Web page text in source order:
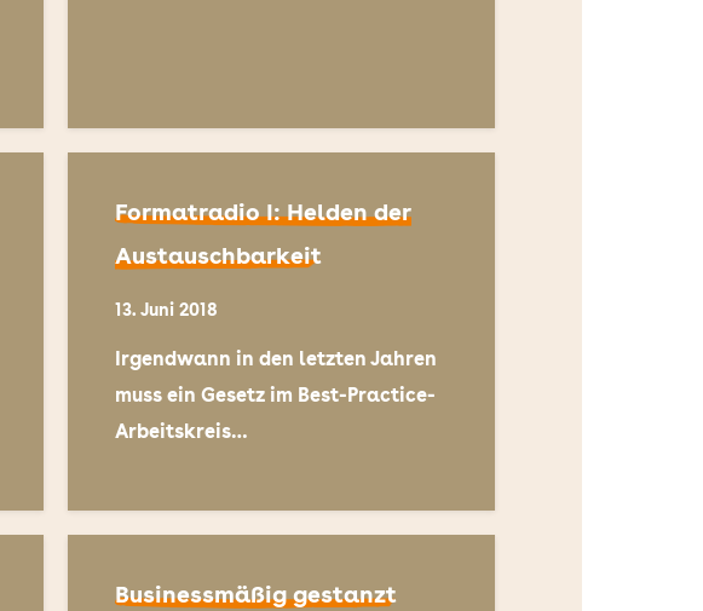
Formatradio I: Helden der
Austauschbarkeit
13. Juni 2018
Irgendwann in den letzten Jahren
muss ein Gesetz im Best-Practice-
Arbeitskreis…
Businessmäßig gestanzt